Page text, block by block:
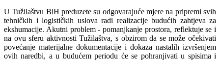
U Tužilaštvu BiH preduzete su odgovarajuće mjere na pripremi svih
tehničkih i logističkih uslova radi realizacije budućih zahtjeva za
ekshumacije. Akutni problem - pomanjkanje prostora, reflektuje se i
na ovu sferu aktivnosti Tužilaštva, s obzirom da se može očekivati
povećanje materijalne dokumentacije i dokaza nastalih izvršenjem
ovih naredbi, a u budućem periodu će se pohranjivati u spisima i